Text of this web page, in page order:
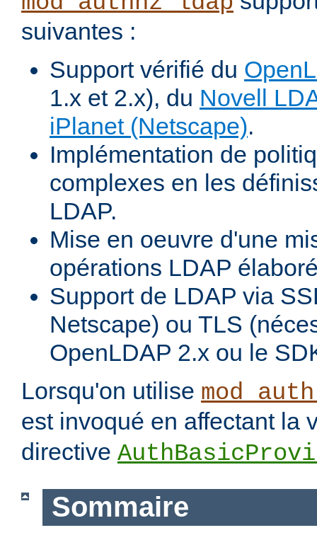
suivantes :
Support vérifié du
1.x et 2.x), du Novell
iPlanet (Netscape).
Implémentation de
complexes en les
LDAP.
Mise en oeuvre d'une
opérations LDAP
Support de LDAP via
Netscape) ou TLS
OpenLDAP 2.x ou le
Lorsqu'on utilise
est invoqué en affectant la
directive
Sommaire